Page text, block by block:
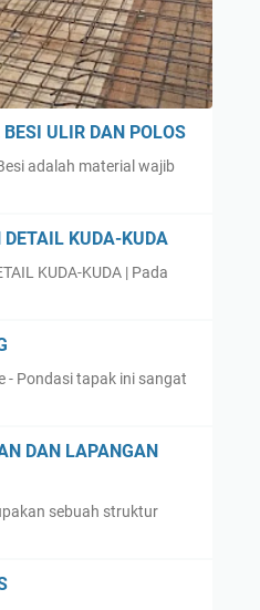
ULIR DAN POLOS
adalah material wajib
DETAIL KUDA-KUDA
KUDA-KUDA | Pada
Pondasi tapak ini sangat
DAN LAPANGAN
sebuah struktur